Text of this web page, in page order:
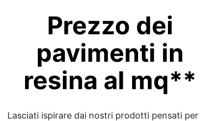
Prezzo dei
pavimenti in
resina al mq**
Lasciati ispirare dai nostri prodotti pensati per